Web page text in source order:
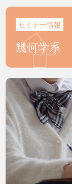
セミナー情報
幾何学系